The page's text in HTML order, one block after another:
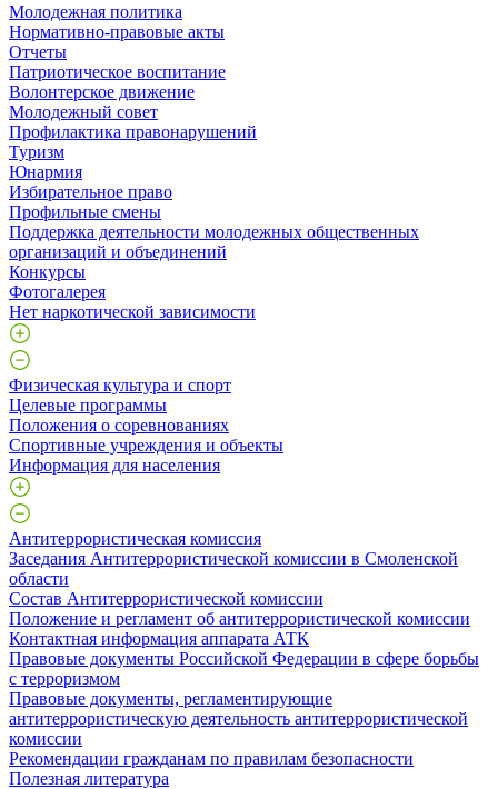
Молодежная политика
Нормативно-правовые акты
Отчеты
Патриотическое воспитание
Волонтерское движение
Молодежный совет
Профилактика правонарушений
Туризм
Юнармия
Избирательное право
Профильные смены
Поддержка деятельности молодежных общественных
организаций и объединений
Конкурсы
Фотогалерея
Нет наркотической зависимости
Физическая культура и спорт
Целевые программы
Положения о соревнованиях
Спортивные учреждения и объекты
Информация для населения
Антитеррористическая комиссия
Заседания Антитеррористической комиссии в Смоленской
области
Состав Антитеррористической комиссии
Положение и регламент об антитеррористической комиссии
Контактная информация аппарата АТК
Правовые документы Российской Федерации в сфере борьбы
с терроризмом
Правовые документы, регламентирующие
антитеррористическую деятельность антитеррористической
комиссии
Рекомендации гражданам по правилам безопасности
Полезная литература